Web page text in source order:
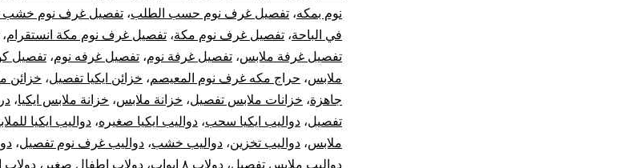
نوم بمكه، تفصيل غرف نوم حسب الطلب، تفصيل غرف نوم خشب
في الباحة، تفصيل غرف نوم مكة، تفصيل غرف نوم مكة انستقرام،
تفصيل غرفة ملابس، تفصيل غرفة نوم، تفصيل غرفه نوم، تفصيل
ملابس، حراج مكه غرف نوم المعيصم، خزائن ايكيا تفصيل، خزائن
جاهزة، خزانات ملابس تفصيل، خزانة ملابس، خزانة ملابس ايكيا،
تفصيل، دواليب ايكيا سحب، دواليب ايكيا صغيره، دواليب ايكيا
ملابس، دواليب تخزين، دواليب خشب، دواليب غرف نوم تفصيل،
دواليب ملابس تفصيل، دولاب ٨ ابواب ، دولاب اطفال صغير ، دولاب